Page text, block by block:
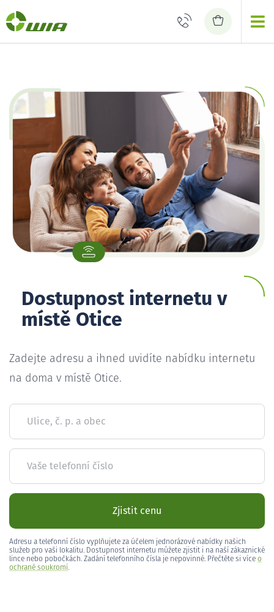
Dostupnost internetu v
místě Otice
Zadejte adresu a ihned uvidíte nabídku internetu
na doma v místě Otice.
Ulice, č. p. a obec
Vaše telefonní číslo
Zjistit cenu
Adresu a telefonní číslo vyplňujete za účelem jednorázové nabídky našich
služeb pro vaši lokalitu. Dostupnost internetu můžete zjistit i na naší zákaznické
lince nebo pobočkách. Zadání telefonního čísla je nepovinné. Přečtěte si více o
ochraně soukromí.